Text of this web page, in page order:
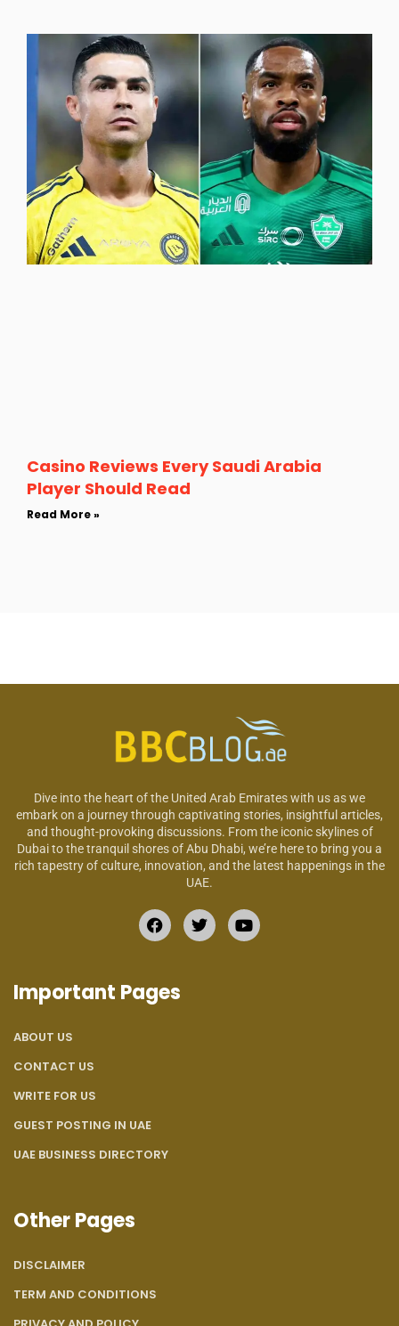
Casino Reviews Every Saudi Arabia
Player Should Read
Read More »
Dive into the heart of the United Arab Emirates with us as we
embark on a journey through captivating stories, insightful articles,
and thought-provoking discussions. From the iconic skylines of
Dubai to the tranquil shores of Abu Dhabi, we’re here to bring you a
rich tapestry of culture, innovation, and the latest happenings in the
UAE.
Important Pages
ABOUT US
CONTACT US
WRITE FOR US
GUEST POSTING IN UAE
UAE BUSINESS DIRECTORY
Other Pages
DISCLAIMER
TERM AND CONDITIONS